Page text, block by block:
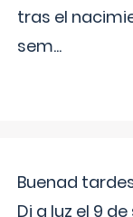
tras el
sem...
Buenad
Di a luz el 9